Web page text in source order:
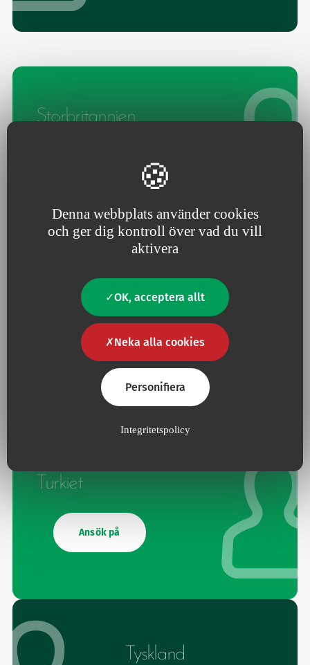
Denna webbplats använder cookies
och ger dig kontroll över vad du vill
aktivera
OK, acceptera allt
Neka alla cookies
Personifiera
Integritetspolicy
Storbritannien
Turkiet
Ansök på
Tyskland